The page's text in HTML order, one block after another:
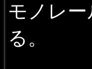
モノレ
る。